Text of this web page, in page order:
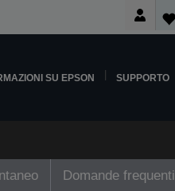
SU EPSON SUPPORTO
Domande frequenti